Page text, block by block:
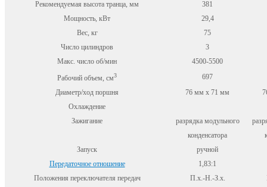
Рекомендуемая высота транца, мм
381
Мощность, кВт
29,4
Вес, кг
75
Число цилиндров
3
Макс. число об/мин
4500-5500
Рабочий объем, см3
697
Диаметр/ход поршня
76 мм x 71 мм
Охлаждение
Зажигание
разрядка модульного
конденсатора
Запуск
ручной
Передаточное отношение
1,83:1
Положения переключателя передач
П.х.-Н.-З.х.